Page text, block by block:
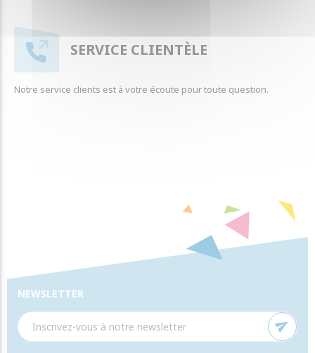
SERVICE CLIENTÈLE
Notre service clients est à votre écoute pour toute question.
NEWSLETTER
send